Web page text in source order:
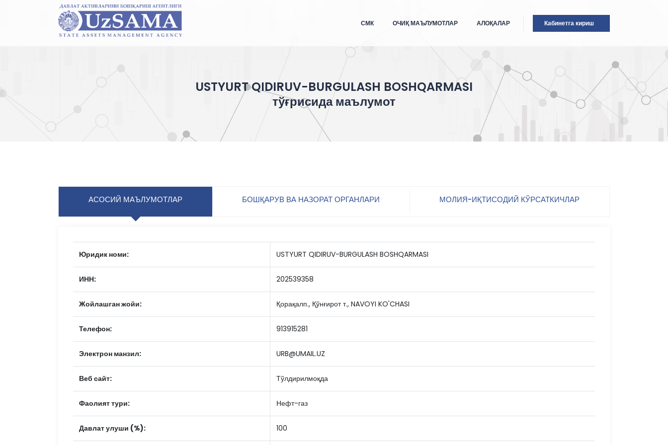
Кабинетга кириш
СМК ОЧИҚ МАЪЛУМОТЛАР АЛОҚАЛАР
USTYURT QIDIRUV-BURGULASH BOSHQARMASI
тўғрисида маълумот
АСОСИЙ МАЪЛУМОТЛАР БОШҚАРУВ ВА НАЗОРАТ ОРГАНЛАРИ МОЛИЯ-ИҚТИСОДИЙ КЎРСАТКИЧЛАР
Юридик номи: USTYURT QIDIRUV-BURGULASH BOSHQARMASI
ИНН: 202539358
Жойлашган жойи: Қорақалп., Қўнғирот т., NAVOYI KO'CHASI
Телефон: 913915281
Электрон манзил: URB@UMAIL.UZ
Веб сайт: Тўлдирилмоқда
Фаолият тури: Нефт-газ
Давлат улуши (%): 100